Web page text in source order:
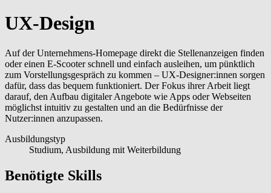
UX-Design
Auf der Unternehmens-Homepage direkt die Stellenanzeigen finden
oder einen E-Scooter schnell und einfach ausleihen, um pünktlich
zum Vorstellungsgespräch zu kommen – UX-Designer:innen sorgen
dafür, dass das bequem funktioniert. Der Fokus ihrer Arbeit liegt
darauf, den Aufbau digitaler Angebote wie Apps oder Webseiten
möglichst intuitiv zu gestalten und an die Bedürfnisse der
Nutzer:innen anzupassen.
Ausbildungstyp
Studium, Ausbildung mit Weiterbildung
Benötigte Skills